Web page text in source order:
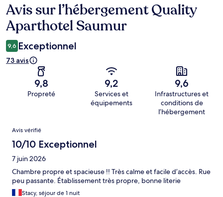
Avis
Avis sur l’hébergement Quality
Aparthotel Saumur
9,6 Exceptionnel
73 avis
9,8
Propreté
9,2
Services et
équipements
9,6
Infrastructures et
conditions de
l’hébergement
Avis
Avis vérifié
10/10 Exceptionnel
7 juin 2026
Chambre propre et spacieuse !! Très calme et facile d’accès. Rue
peu passante. Établissement très propre, bonne literie
Stacy, séjour de 1 nuit